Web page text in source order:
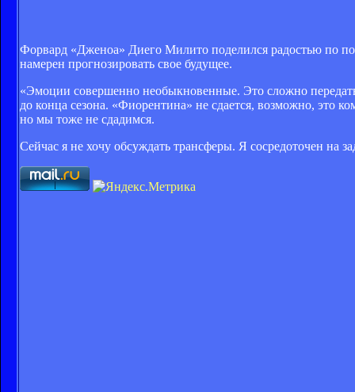
Форвард «Дженоа» Диего Милито поделился радостью по
намерен прогнозировать свое будущее.
«Эмоции совершенно необыкновенные. Это сложно
до конца сезона. «Фиорентина» не сдается, возможно, это
но мы тоже не сдадимся.
Сейчас я не хочу обсуждать трансферы. Я сосредоточен